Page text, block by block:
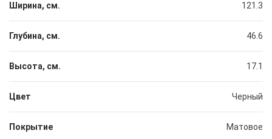
Ширина, см. 121.3
Глубина, см. 46.6
Высота, см. 17.1
Цвет Черный
Покрытие Матовое